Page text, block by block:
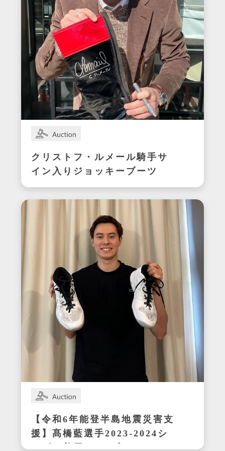
クリストフ・ルメール騎手サ
イン入りジョッキーブーツ
【令和6年能登半島地震災害支
援】髙橋藍選手2023-2024シ